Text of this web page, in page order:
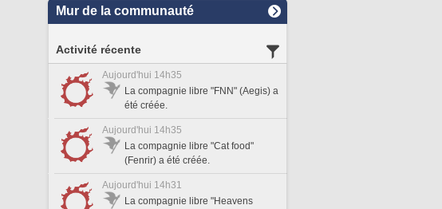
Mur de la communauté
Activité récente
Aujourd'hui 14h35
La compagnie libre "FNN" (Aegis) a
été créée.
Aujourd'hui 14h35
La compagnie libre "Cat food"
(Fenrir) a été créée.
Aujourd'hui 14h31
La compagnie libre "Heavens